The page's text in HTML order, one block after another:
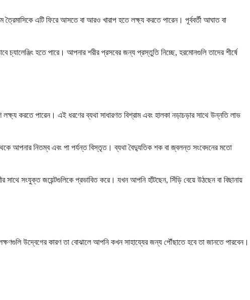
এটি ফিরে আসতে বা আরও খারাপ হতে লক্ষ্য করতে পারেন। পূর্ববর্তী আঘাত বা
চ্যালেঞ্জিং হতে পারে। আপনার শরীর প্রসবের জন্য প্রস্তুতি নিচ্ছে, হরমোনগুলি তাদের শীর্ষে
করতে পারেন। এই ধরণের ব্যথা সাধারণত বিশ্রাম এবং হালকা নড়াচড়ার সাথে উন্নতি লাভ
আপনার নিতম্ব এবং পা পর্যন্ত বিস্তৃত। ব্যথা বৈদ্যুতিক শক বা জ্বলন্ত সংবেদনের মতো
সংযুক্ত জয়েন্টগুলিকে প্রভাবিত করে। যখন আপনি হাঁটছেন, সিঁড়ি বেয়ে উঠছেন বা বিছানায়
উদ্বেগের কারণ তা বোঝালে আপনি কখন সাহায্যের জন্য পৌঁছাতে হবে তা জানতে পারবেন।